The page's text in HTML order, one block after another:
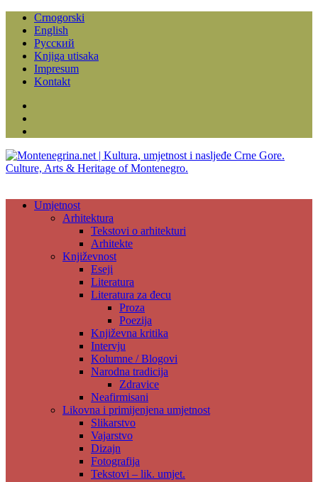
Crnogorski
English
Русский
Knjiga utisaka
Impresum
Kontakt
Umjetnost
Arhitektura
Tekstovi o arhitekturi
Arhitekte
Književnost
Eseji
Literatura
Literatura za đecu
Proza
Poezija
Književna kritika
Intervju
Kolumne / Blogovi
Narodna tradicija
Zdravice
Neafirmisani
Likovna i primijenjena umjetnost
Slikarstvo
Vajarstvo
Dizajn
Fotografija
Tekstovi – lik. umjet.